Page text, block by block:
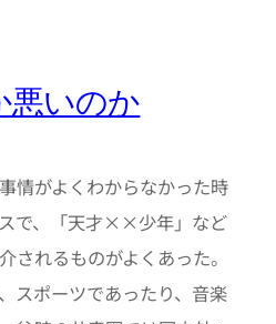
悪いのか
情がよくわからなかった時
で、「天才××少年」など
されるものがよくあった。
スポーツであったり、音楽